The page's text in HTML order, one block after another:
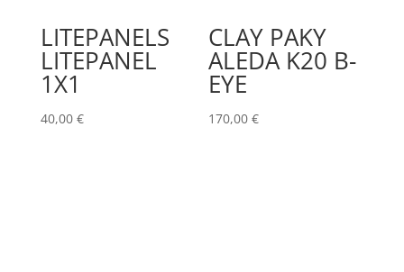
LITEPANELS
LITEPANEL
1X1
40,00 €
CLAY PAKY
ALEDA K20 B-
EYE
170,00€